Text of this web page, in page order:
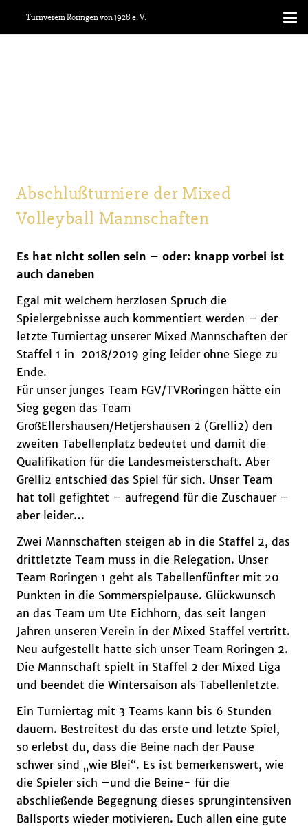
Turnverein Roringen von 1928 e. V.
Abschlußturniere der Mixed
Volleyball Mannschaften
Es hat nicht sollen sein – oder: knapp vorbei ist
auch daneben
Egal mit welchem herzlosen Spruch die
Spielergebnisse auch kommentiert werden – der
letzte Turniertag unserer Mixed Mannschaften der
Staffel 1 in 2018/2019 ging leider ohne Siege zu
Ende.
Für unser junges Team FGV/TVRoringen hätte ein
Sieg gegen das Team
GroßEllershausen/Hetjershausen 2 (Grelli2) den
zweiten Tabellenplatz bedeutet und damit die
Qualifikation für die Landesmeisterschaft. Aber
Grelli2 entschied das Spiel für sich. Unser Team
hat toll gefightet – aufregend für die Zuschauer –
aber leider…
Zwei Mannschaften steigen ab in die Staffel 2, das
drittletzte Team muss in die Relegation. Unser
Team Roringen 1 geht als Tabellenfünfter mit 20
Punkten in die Sommerspielpause. Glückwunsch
an das Team um Ute Eichhorn, das seit langen
Jahren unseren Verein in der Mixed Staffel vertritt.
Neu aufgestellt hatte sich unser Team Roringen 2.
Die Mannschaft spielt in Staffel 2 der Mixed Liga
und beendet die Wintersaison als Tabellenletzte.
Ein Turniertag mit 3 Teams kann bis 6 Stunden
dauern. Bestreitest du das erste und letzte Spiel,
so erlebst du, dass die Beine nach der Pause
schwer sind „wie Blei“. Es ist bemerkenswert, wie
die Spieler sich –und die Beine- für die
abschließende Begegnung dieses sprungintensiven
Ballsports wieder motivieren. Euch allen eine gute